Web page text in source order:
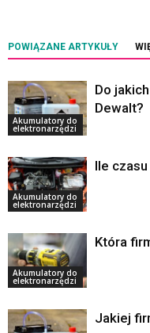
POWIĄZANE ARTYKUŁY
Akumulatory do
elektronarzędzi
Do
Dewalt?
Akumulatory do
elektronarzędzi
Ile
Akumulatory do
elektronarzędzi
Która
Jakiej